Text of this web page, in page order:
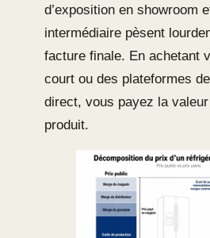
d’exposition en showroom
intermédiaire pèsent
facture finale. En achetant
court ou des plateformes
direct, vous payez la
produit.